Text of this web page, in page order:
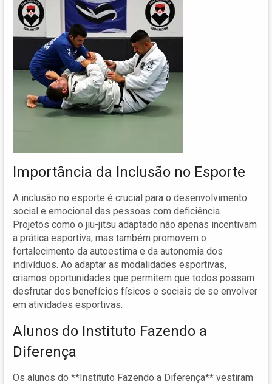
Importância da Inclusão no Esporte
A inclusão no esporte é crucial para o desenvolvimento
social e emocional das pessoas com deficiência.
Projetos como o jiu-jitsu adaptado não apenas incentivam
a prática esportiva, mas também promovem o
fortalecimento da autoestima e da autonomia dos
indivíduos. Ao adaptar as modalidades esportivas,
criamos oportunidades que permitem que todos possam
desfrutar dos benefícios físicos e sociais de se envolver
em atividades esportivas.
Alunos do Instituto Fazendo a
Diferença
Os alunos do **Instituto Fazendo a Diferença** vestiram